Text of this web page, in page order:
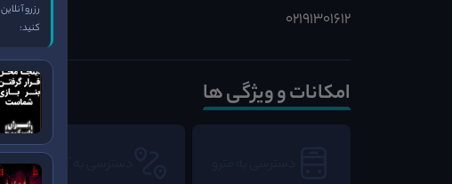
02191301612
امکانات و ویژگی ها
رزرو آنلاین
کنید: